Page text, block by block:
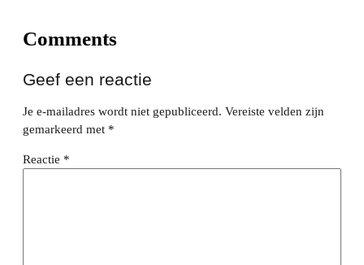
Comments
Geef een reactie
Je e-mailadres wordt niet gepubliceerd. Vereiste velden zijn
gemarkeerd met *
Reactie *